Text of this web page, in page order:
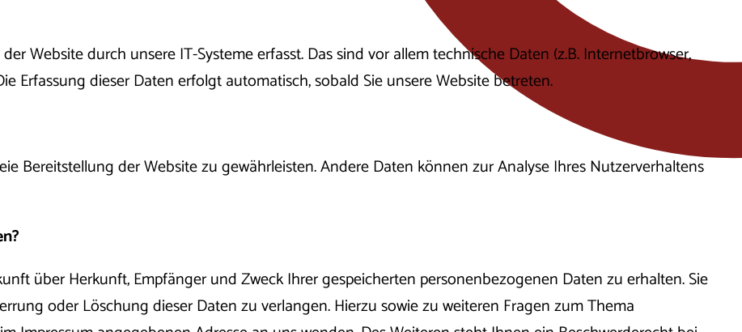
Website durch unsere IT-Systeme erfasst. Das sind vor allem technische Daten (z.B. Internetbrowser,
Erfassung dieser Daten erfolgt automatisch, sobald Sie unsere Website betreten.
Bereitstellung der Website zu gewährleisten. Andere Daten können zur Analyse Ihres Nutzerverhaltens
über Herkunft, Empfänger und Zweck Ihrer gespeicherten personenbezogenen Daten zu erhalten. Sie
oder Löschung dieser Daten zu verlangen. Hierzu sowie zu weiteren Fragen zum Thema